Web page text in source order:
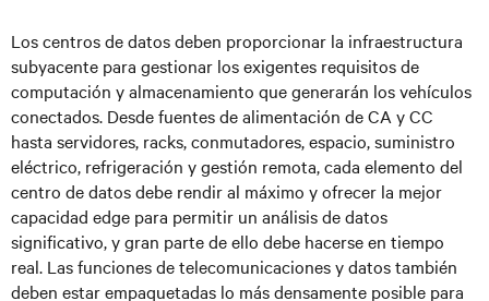
Los centros de datos deben proporcionar la infraestructura
subyacente para gestionar los exigentes requisitos de
computación y almacenamiento que generarán los vehículos
conectados. Desde fuentes de alimentación de CA y CC
hasta servidores, racks, conmutadores, espacio, suministro
eléctrico, refrigeración y gestión remota, cada elemento del
centro de datos debe rendir al máximo y ofrecer la mejor
capacidad edge para permitir un análisis de datos
significativo, y gran parte de ello debe hacerse en tiempo
real. Las funciones de telecomunicaciones y datos también
deben estar empaquetadas lo más densamente posible para